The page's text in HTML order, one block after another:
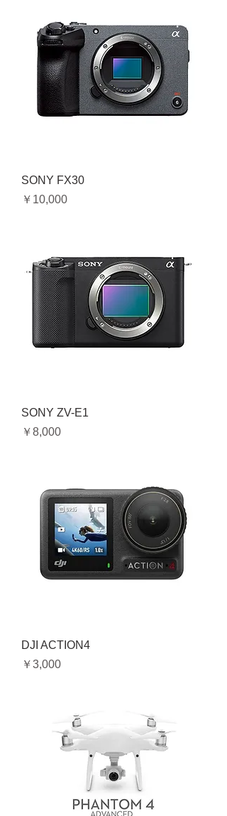
SONY FX30
価格
￥10,000
SONY ZV-E1
価格
￥8,000
DJI ACTION4
価格
￥3,000